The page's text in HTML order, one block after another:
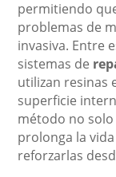
permitiendo
problemas de
invasiva. Entre
sistemas de
utilizan resinas
superficie
método no
prolonga la
reforzarlas